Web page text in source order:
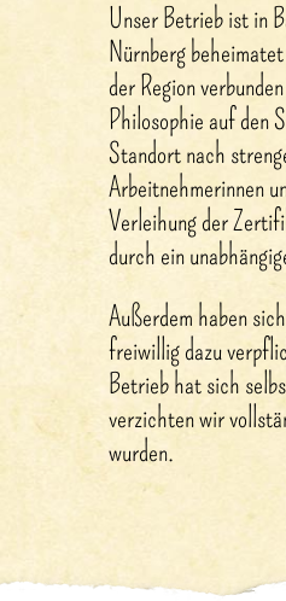
Unser Betrieb ist in
Nürnberg
der Region
Philosophie auf den
Standort nach
Arbeitnehmerinnen
Verleihung der
durch ein
Außerdem haben
freiwillig dazu
Betrieb hat sich
verzichten wir
wurden.